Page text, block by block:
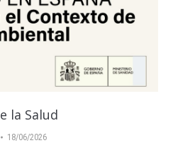
la Salud
18/06/2026